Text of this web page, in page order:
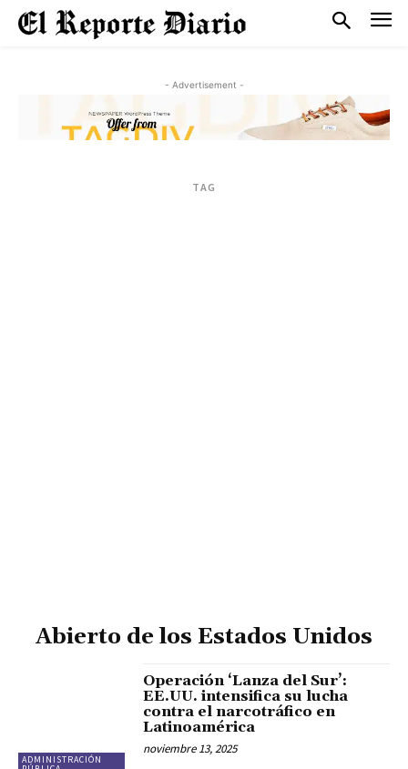
- Advertisement -
TAG
Abierto de los Estados Unidos
ADMINISTRACIÓN
Operación ‘Lanza del Sur’:
EE.UU. intensifica su lucha
contra el narcotráfico en
Latinoamérica
noviembre 13, 2025